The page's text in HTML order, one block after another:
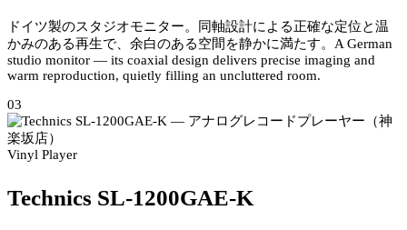
ドイツ製のスタジオモニター。同軸設計による正確な定位と温
かみのある再生で、余白のある空間を静かに満たす。 A German
studio monitor — its coaxial design delivers precise imaging and
warm reproduction, quietly filling an uncluttered room.
03
Vinyl Player
Technics SL-1200GAE-K